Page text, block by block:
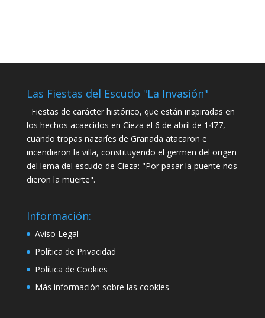
Las Fiestas del Escudo "La Invasión"
Fiestas de carácter histórico, que están inspiradas en
los hechos acaecidos en Cieza el 6 de abril de 1477,
cuando tropas nazaríes de Granada atacaron e
incendiaron la villa, constituyendo el germen del origen
del lema del escudo de Cieza: "Por pasar la puente nos
dieron la muerte".
Información:
Aviso Legal
Política de Privacidad
Política de Cookies
Más información sobre las cookies